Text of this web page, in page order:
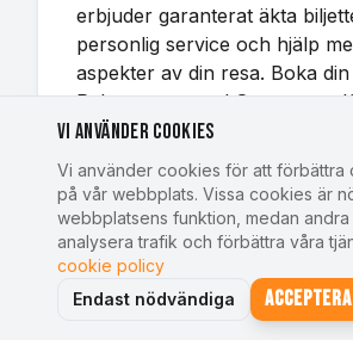
erbjuder garanterat äkta
personlig service och hjälp
aspekter av din resa. Boka
Palace-resa med
redan idag och upplev Premier
fotboll live på Selhurst Park.
Vi använder cookies
Vi använder cookies för att förbättra
på vår webbplats. Vissa cookies är
webbplatsens funktion, medan
analysera trafik och förbättra våra
cookie policy
Endast nödvändiga